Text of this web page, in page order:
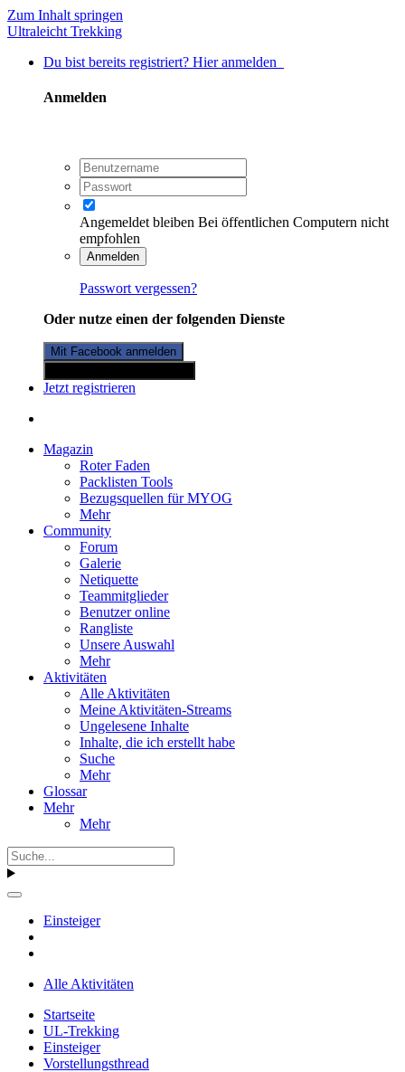
Zum Inhalt springen
Ultraleicht Trekking
Du bist bereits registriert? Hier anmelden
Anmelden
Angemeldet bleiben Bei öffentlichen Computern nicht
empfohlen
Anmelden
Passwort vergessen?
Oder nutze einen der folgenden Dienste
Mit Facebook anmelden
Jetzt registrieren
Magazin
Roter Faden
Packlisten Tools
Bezugsquellen für MYOG
Mehr
Community
Forum
Galerie
Netiquette
Teammitglieder
Benutzer online
Rangliste
Unsere Auswahl
Mehr
Aktivitäten
Alle Aktivitäten
Meine Aktivitäten-Streams
Ungelesene Inhalte
Inhalte, die ich erstellt habe
Suche
Mehr
Glossar
Mehr
Mehr
Einsteiger
Alle Aktivitäten
Startseite
UL-Trekking
Einsteiger
Vorstellungsthread